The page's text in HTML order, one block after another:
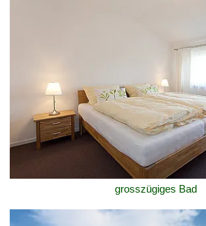
grosszügiges Bad